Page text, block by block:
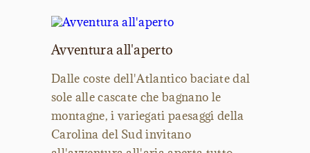
Avventura all'aperto
Dalle coste dell'Atlantico baciate dal
sole alle cascate che bagnano le
montagne, i variegati paesaggi della
Carolina del Sud invitano